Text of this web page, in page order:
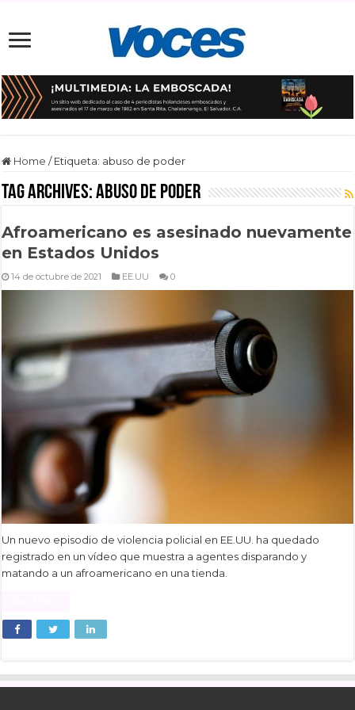
Home / Etiqueta: abuso de poder
Tag Archives:abuso de poder
Afroamericano es asesinado nuevamente
en Estados Unidos
14 de octubre de 2021 EE.UU 0
Un nuevo episodio de violencia policial en EE.UU. ha quedado
registrado en un vídeo que muestra a agentes disparando y
matando a un afroamericano en una tienda.